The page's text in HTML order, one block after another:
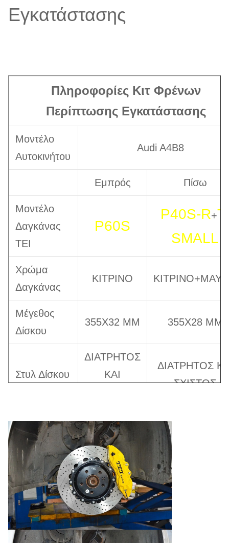
Εγκατάστασης
Πληροφορίες Κιτ Φρένων
Περίπτωσης Εγκατάστασης
Μοντέλο
Αυτοκινήτου
Audi A4B8
Εμπρός Πίσω
Μοντέλο
Δαγκάνας
TEI
P60S
P40S-R+T-
SMALL
Χρώμα
Δαγκάνας
ΚΙΤΡΙΝΟ
Μέγεθος
Δίσκου
355X32 MM 355X28 MM
Στυλ Δίσκου
ΔΙΑΤΡΗΤΟΣ
ΚΑΙ
ΔΙΑΤΡΗΤΟΣ
ΣΧΙΣΤΟΣ
Μπουλονιού
ΣΤΑΘΕΡΟΣ ΣΤΑΘΕΡΟΣ
Τύπος
Τακακιού
Φρένων
SPPA
Σημείωση: 1. Μπορείτε να κάνετε κλικ στο μοντέλο
δαγκάνας για να ελέγξετε τις πληροφορίες των